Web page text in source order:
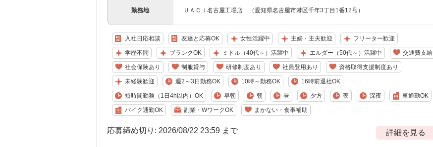
勤務地 ＵＡＣＪ名古屋工場店 （愛知県名古屋市港区千年3丁目1番12号）
入社日応相談 友達と応募OK 女性活躍中 主婦・主夫歓迎 フリーター歓迎
学歴不問 ブランクOK ミドル（40代～）活躍中 エルダー（50代～）活躍中 交通費支給
社会保険あり 制服貸与 研修制度あり 社員登用あり 資格取得支援制度あり
未経験歓迎 週2～3日勤務OK 10時～勤務OK 16時前退社OK
短時間勤務（1日4h以内）OK 早朝 朝 昼 夕方 夜 深夜 車通勤OK
バイク通勤OK 副業・WワークOK まかない・食事補助
応募締め切り: 2026/08/22 23:59 まで 詳細を見る